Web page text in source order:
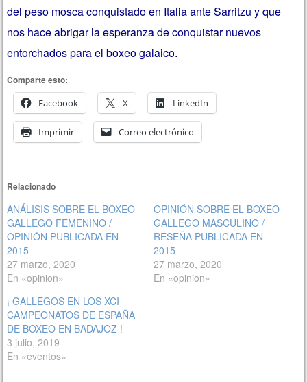
del peso mosca conquistado en Italia ante Sarritzu y que
nos hace abrigar la esperanza de conquistar nuevos
entorchados para el boxeo galaico.
Comparte esto:
Facebook
X LinkedIn
Imprimir Correo electrónico
Relacionado
ANÁLISIS SOBRE EL BOXEO
GALLEGO FEMENINO /
OPINIÓN PUBLICADA EN
2015
27 marzo, 2020
En «opinion»
OPINIÓN SOBRE EL BOXEO
GALLEGO MASCULINO /
RESEÑA PUBLICADA EN
2015
27 marzo, 2020
En «opinion»
¡ GALLEGOS EN LOS XCI
CAMPEONATOS DE ESPAÑA
DE BOXEO EN BADAJOZ !
3 julio, 2019
En «eventos»